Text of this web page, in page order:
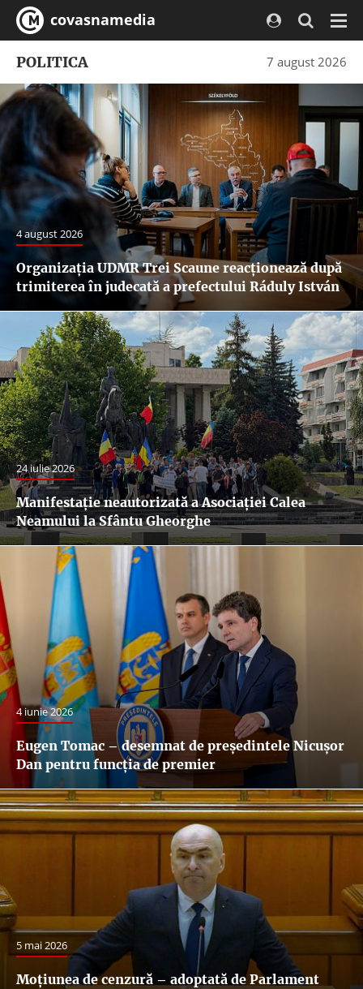
covasnamedia
7 august 2026
POLITICA
4 august 2026
Organizația UDMR Trei Scaune reacționează după
trimiterea în judecată a prefectului Ráduly István
24 iulie 2026
Manifestație neautorizată a Asociației Calea
Neamului la Sfântu Gheorghe
4 iunie 2026
Eugen Tomac – desemnat de președintele Nicușor
Dan pentru funcția de premier
5 mai 2026
Moțiunea de cenzură – adoptată de Parlament